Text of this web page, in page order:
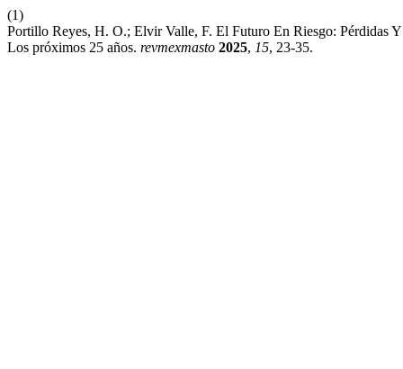
(1)
Portillo Reyes, H. O.; Elvir Valle, F. El Futuro En Riesgo: Pérdidas
Los próximos 25 años. revmexmasto 2025, 15, 23-35.